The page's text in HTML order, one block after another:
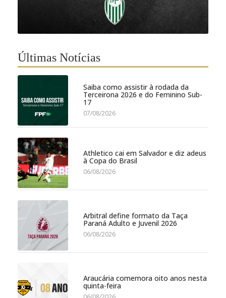
Últimas Notícias
Saiba como assistir à rodada da
Terceirona 2026 e do Feminino Sub-
17
07/08/2026
Athletico cai em Salvador e diz adeus
à Copa do Brasil
06/08/2026
Arbitral define formato da Taça
Paraná Adulto e Juvenil 2026
06/08/2026
Araucária comemora oito anos nesta
quinta-feira